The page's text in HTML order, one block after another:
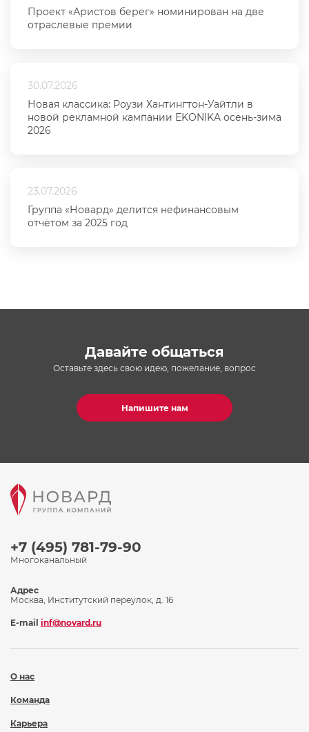
Проект «Аристов берег» номинирован на две
отраслевые премии
30.07.2026
Новая классика: Роузи Хантингтон-Уайтли в
новой рекламной кампании EKONIKA осень-зима
2026
23.07.2026
Группа «Новард» делится нефинансовым
отчётом за 2025 год
Давайте общаться
Оставьте здесь свою идею, пожелание, вопрос
Напишите нам
+7 (495) 781-79-90
Многоканальный
О нас
Команда
Карьера
Адрес
Москва, Институтский переулок, д. 16
E-mail inf@novard.ru